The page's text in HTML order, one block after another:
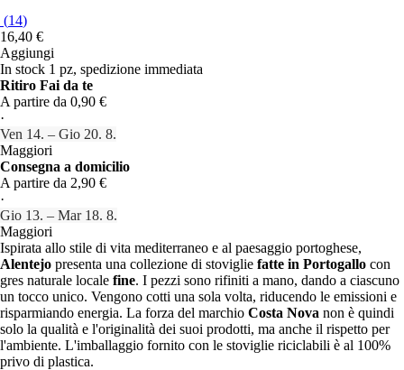
(14)
16,40 €
Aggiungi
In stock 1 pz, spedizione immediata
Ritiro Fai da te
A partire da 0,90 €
·
Ven 14. – Gio 20. 8.
Maggiori
Consegna a domicilio
A partire da 2,90 €
·
Gio 13. – Mar 18. 8.
Maggiori
Ispirata allo stile di vita mediterraneo e al paesaggio portoghese,
Alentejo presenta una collezione di stoviglie fatte in Portogallo con
gres naturale locale fine. I pezzi sono rifiniti a mano, dando a ciascuno
un tocco unico. Vengono cotti una sola volta, riducendo le emissioni e
risparmiando energia. La forza del marchio Costa Nova non è quindi
solo la qualità e l'originalità dei suoi prodotti, ma anche il rispetto per
l'ambiente. L'imballaggio fornito con le stoviglie riciclabili è al 100%
privo di plastica.